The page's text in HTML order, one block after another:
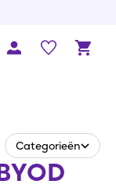
Categorieën